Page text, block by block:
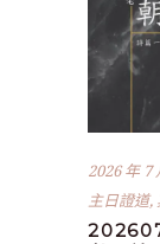
2026 年 7
主日證道,